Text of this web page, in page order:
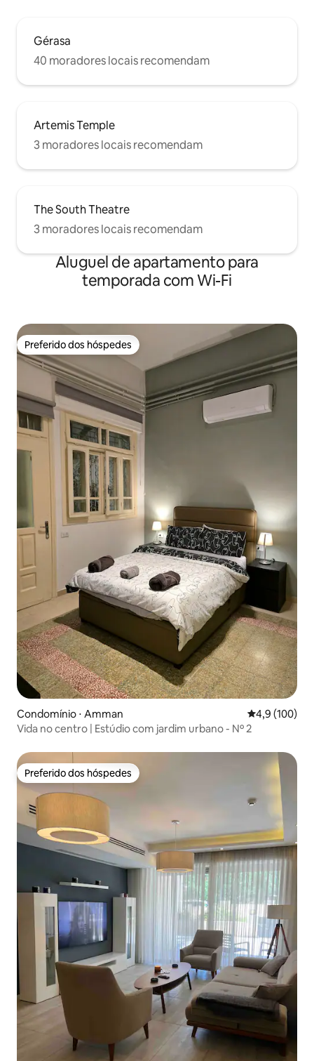
Gérasa
40 moradores locais recomendam
Artemis Temple
3 moradores locais recomendam
The South Theatre
3 moradores locais recomendam
Aluguel de apartamento para
temporada com Wi-Fi
Preferido dos hóspedes
Preferido dos hóspedes
Condomínio ⋅ Amman 4,9 de uma
4,9 (100)
Vida no centro | Estúdio com jardim urbano - Nº 2
Preferido dos hóspedes
Preferido dos hóspedes